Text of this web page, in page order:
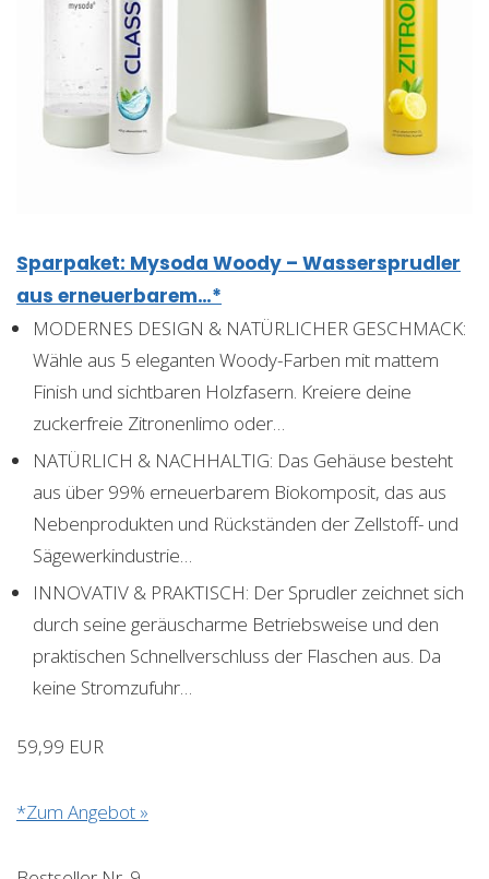
Sparpaket: Mysoda Woody – Wassersprudler
aus erneuerbarem…*
MODERNES DESIGN & NATÜRLICHER GESCHMACK:
Wähle aus 5 eleganten Woody-Farben mit mattem
Finish und sichtbaren Holzfasern. Kreiere deine
zuckerfreie Zitronenlimo oder…
NATÜRLICH & NACHHALTIG: Das Gehäuse besteht
aus über 99% erneuerbarem Biokomposit, das aus
Nebenprodukten und Rückständen der Zellstoff- und
Sägewerkindustrie…
INNOVATIV & PRAKTISCH: Der Sprudler zeichnet sich
durch seine geräuscharme Betriebsweise und den
praktischen Schnellverschluss der Flaschen aus. Da
keine Stromzufuhr…
59,99 EUR
*Zum Angebot »